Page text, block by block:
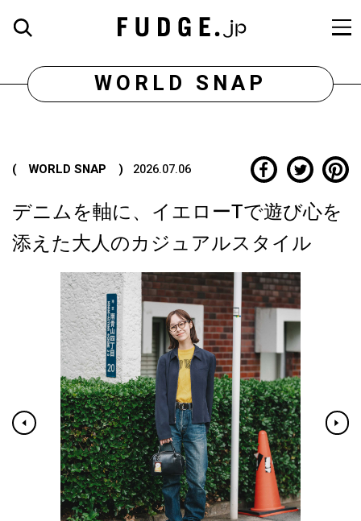
WORLD SNAP
( WORLD SNAP ) 2026.07.06
デニムを軸に、イエローTで遊び心を
添えた大人のカジュアルスタイル